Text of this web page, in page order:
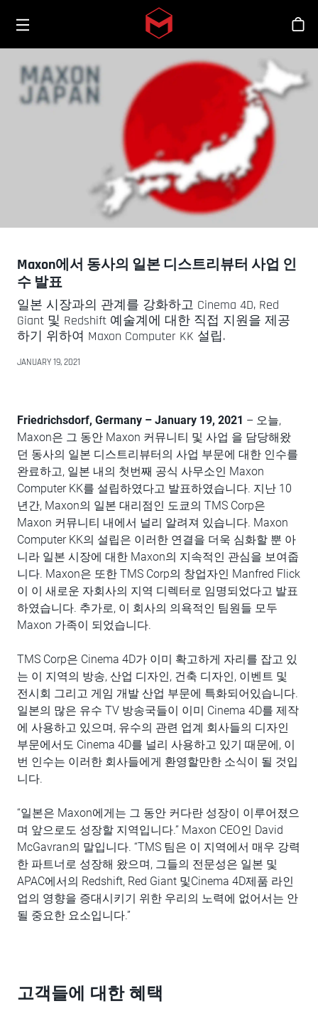
Skip to main content
Toggle menu
스
Maxon에서 동사의 일본 디스트리뷰터 사업 인
수 발표
일본 시장과의 관계를 강화하고 Cinema 4D, Red
Giant 및 Redshift 예술계에 대한 직접 지원을 제공
하기 위하여 Maxon Computer KK 설립.
JANUARY 19, 2021
Friedrichsdorf, Germany – January 19, 2021 – 오늘,
Maxon은 그 동안 Maxon 커뮤니티 및 사업 을 담당해왔
던 동사의 일본 디스트리뷰터의 사업 부문에 대한 인수를
완료하고, 일본 내의 첫번째 공식 사무소인 Maxon
Computer KK를 설립하였다고 발표하였습니다. 지난 10
년간, Maxon의 일본 대리점인 도쿄의 TMS Corp은
Maxon 커뮤니티 내에서 널리 알려져 있습니다. Maxon
Computer KK의 설립은 이러한 연결을 더욱 심화할 뿐 아
니라 일본 시장에 대한 Maxon의 지속적인 관심을 보여줍
니다. Maxon은 또한 TMS Corp의 창업자인 Manfred Flick
이 이 새로운 자회사의 지역 디렉터로 임명되었다고 발표
하였습니다. 추가로, 이 회사의 의욕적인 팀원들 모두
Maxon 가족이 되었습니다.
TMS Corp은 Cinema 4D가 이미 확고하게 자리를 잡고 있
는 이 지역의 방송, 산업 디자인, 건축 디자인, 이벤트 및
전시회 그리고 게임 개발 산업 부문에 특화되어있습니다.
일본의 많은 유수 TV 방송국들이 이미 Cinema 4D를 제작
에 사용하고 있으며, 유수의 관련 업계 회사들의 디자인
부문에서도 Cinema 4D를 널리 사용하고 있기 때문에, 이
번 인수는 이러한 회사들에게 환영할만한 소식이 될 것입
니다.
“일본은 Maxon에게는 그 동안 커다란 성장이 이루어졌으
며 앞으로도 성장할 지역입니다.” Maxon CEO인 David
McGavran의 말입니다. “TMS 팀은 이 지역에서 매우 강력
한 파트너로 성장해 왔으며, 그들의 전문성은 일본 및
APAC에서의 Redshift, Red Giant 및Cinema 4D제품 라인
업의 영향을 증대시키기 위한 우리의 노력에 없어서는 안
될 중요한 요소입니다.”
고객들에 대한 혜택